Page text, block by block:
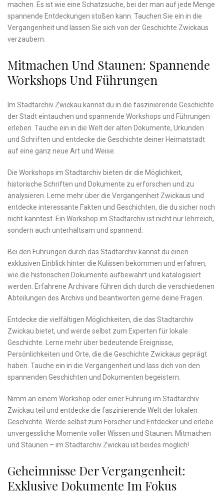
machen. Es ist ​wie ⁣eine Schatzsuche,⁤ bei der man ‍auf jede Menge
⁢spannende ⁢Entdeckungen stoßen​ kann. ⁣Tauchen Sie‌ ein in die
Vergangenheit und lassen Sie sich‌ von der Geschichte ⁤Zwickaus
verzaubern.
Mitmachen Und Staunen: ​Spannende
Workshops Und Führungen
Im⁣ Stadtarchiv Zwickau⁢ kannst du‌ in​ die faszinierende Geschichte
der Stadt eintauchen‍ und spannende Workshops‍ und Führungen
erleben. Tauche‍ ein in die Welt der ⁣alten Dokumente, Urkunden
und Schriften⁢ und‍ entdecke die Geschichte deiner Heimatstadt
auf eine ganz neue Art ⁢und Weise.
Die Workshops ‌im Stadtarchiv bieten dir ‍die Möglichkeit,
historische⁢ Schriften und Dokumente zu erforschen und zu
⁤analysieren. ‍Lerne mehr über die Vergangenheit Zwickaus und
entdecke interessante‌ Fakten und⁣ Geschichten, die du sicher⁢ noch
nicht kanntest. Ein Workshop im Stadtarchiv ist nicht nur lehrreich,
sondern auch unterhaltsam und‌ spannend.
Bei ‍den Führungen‌ durch⁢ das Stadtarchiv kannst‌ du ⁤einen
exklusiven Einblick hinter die Kulissen bekommen ‌und⁤ erfahren,
wie die historischen Dokumente aufbewahrt und katalogisiert
werden.⁣ Erfahrene ‌Archivare führen dich durch die⁢ verschiedenen
Abteilungen des Archivs​ und⁤ beantworten‍ gerne⁢ deine Fragen.
Entdecke die vielfältigen​ Möglichkeiten,​ die das ‍Stadtarchiv
Zwickau​ bietet, und​ werde selbst zum Experten für⁢ lokale
Geschichte. Lerne mehr über ‍bedeutende ⁣Ereignisse,
Persönlichkeiten und ⁣Orte, die die Geschichte Zwickaus geprägt
haben. Tauche ⁤ein​ in die Vergangenheit und​ lass dich von den‌
spannenden Geschichten ⁤und Dokumenten begeistern.
Nimm an einem Workshop oder einer ​Führung im Stadtarchiv
Zwickau teil und entdecke die faszinierende ⁢Welt der lokalen
Geschichte. Werde selbst zum Forscher und Entdecker‌ und erlebe
unvergessliche ⁢Momente‍ voller Wissen und Staunen. Mitmachen‍
und ⁣Staunen – im Stadtarchiv Zwickau ​ist beides möglich!
Geheimnisse Der ​Vergangenheit:
Exklusive ⁢Dokumente Im Fokus